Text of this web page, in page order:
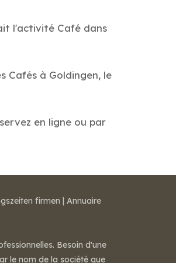
l'activité Café dans
Cafés à Goldingen, le
en ligne ou par
firmen | Annuaire
Besoin d'une
le nom de la société que